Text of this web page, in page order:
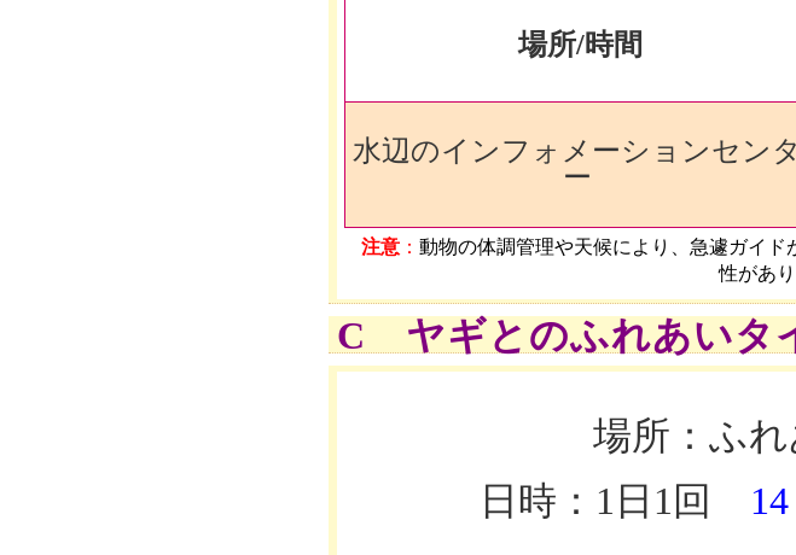
場所/時間
水辺のインフォメーションセンタ
ー
注意 ： 動物の体調管理や天候により、急遽ガイ
性があ
C ヤギとのふれあいタ
場所：ふ
日時：1日1回
14